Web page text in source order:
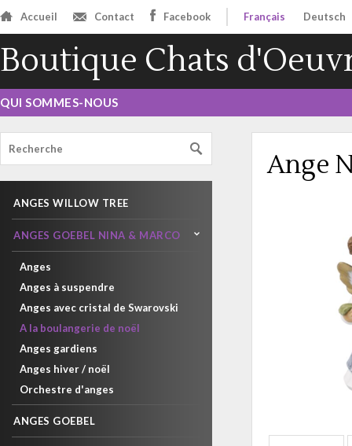
Accueil Contact Facebook Français Deutsch
Boutique Chats
QUI SOMMES-NOUS
ANGES WILLOW TREE
ANGES GOEBEL NINA & MARCO
Anges
Anges à suspendre
Anges avec cristal de Swarovski
A la boulangerie de noël
Anges gardiens
Anges hiver / noël
Orchestre d'anges
ANGES GOEBEL
Ange